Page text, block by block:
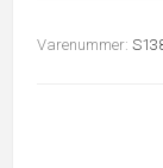
Varenummer: